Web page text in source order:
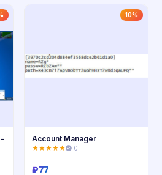
10%
Account Manager
★★★★★ 0
₽77